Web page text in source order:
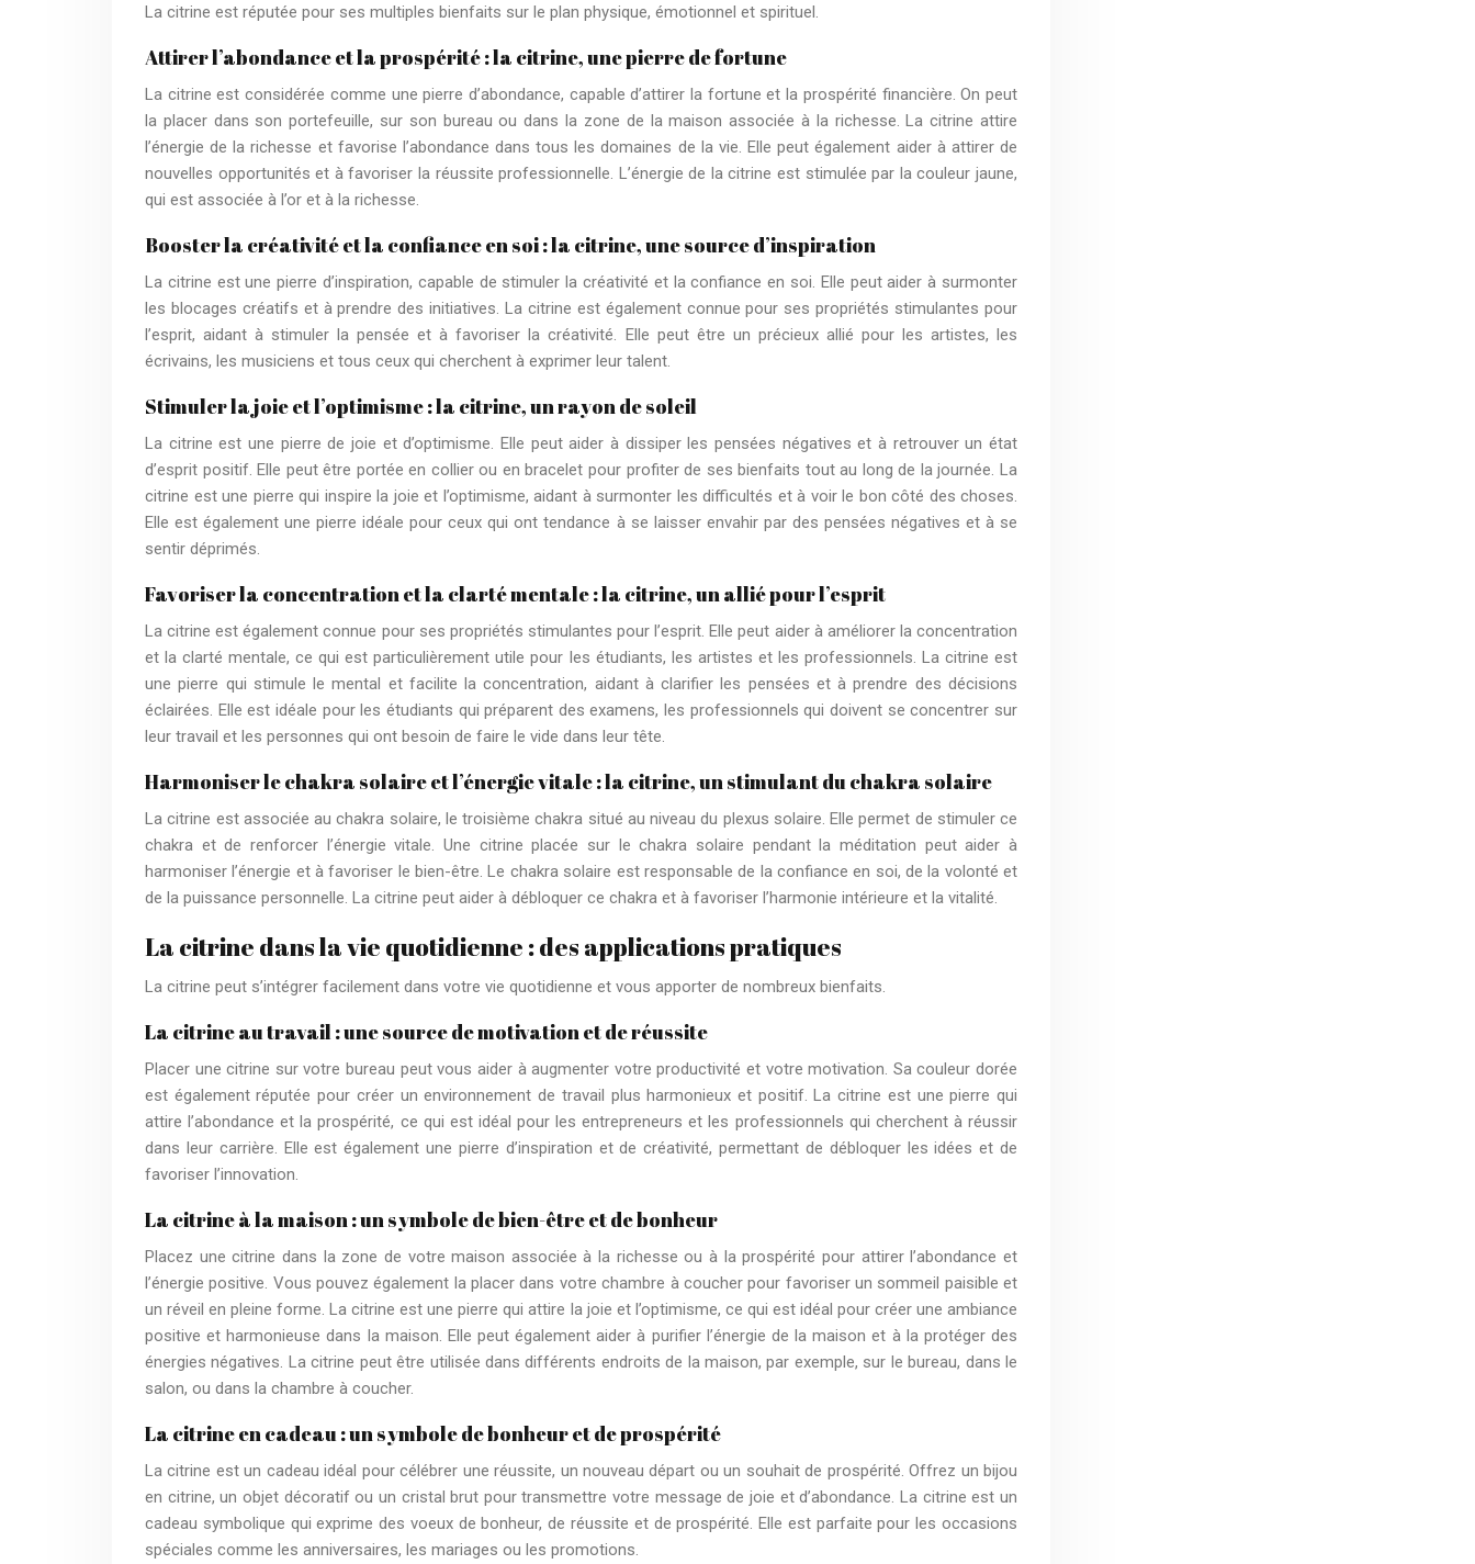
La citrine est réputée pour ses multiples bienfaits sur le plan physique, émotionnel et spirituel.
Attirer l’abondance et la prospérité : la citrine, une pierre de fortune
La citrine est considérée comme une pierre d’abondance, capable d’attirer la fortune et la prospérité financière. On peut
la placer dans son portefeuille, sur son bureau ou dans la zone de la maison associée à la richesse. La citrine attire
l’énergie de la richesse et favorise l’abondance dans tous les domaines de la vie. Elle peut également aider à attirer de
nouvelles opportunités et à favoriser la réussite professionnelle. L’énergie de la citrine est stimulée par la couleur jaune,
qui est associée à l’or et à la richesse.
Booster la créativité et la confiance en soi : la citrine, une source d’inspiration
La citrine est une pierre d’inspiration, capable de stimuler la créativité et la confiance en soi. Elle peut aider à surmonter
les blocages créatifs et à prendre des initiatives. La citrine est également connue pour ses propriétés stimulantes pour
l’esprit, aidant à stimuler la pensée et à favoriser la créativité. Elle peut être un précieux allié pour les artistes, les
écrivains, les musiciens et tous ceux qui cherchent à exprimer leur talent.
Stimuler la joie et l’optimisme : la citrine, un rayon de soleil
La citrine est une pierre de joie et d’optimisme. Elle peut aider à dissiper les pensées négatives et à retrouver un état
d’esprit positif. Elle peut être portée en collier ou en bracelet pour profiter de ses bienfaits tout au long de la journée. La
citrine est une pierre qui inspire la joie et l’optimisme, aidant à surmonter les difficultés et à voir le bon côté des choses.
Elle est également une pierre idéale pour ceux qui ont tendance à se laisser envahir par des pensées négatives et à se
sentir déprimés.
Favoriser la concentration et la clarté mentale : la citrine, un allié pour l’esprit
La citrine est également connue pour ses propriétés stimulantes pour l’esprit. Elle peut aider à améliorer la concentration
et la clarté mentale, ce qui est particulièrement utile pour les étudiants, les artistes et les professionnels. La citrine est
une pierre qui stimule le mental et facilite la concentration, aidant à clarifier les pensées et à prendre des décisions
éclairées. Elle est idéale pour les étudiants qui préparent des examens, les professionnels qui doivent se concentrer sur
leur travail et les personnes qui ont besoin de faire le vide dans leur tête.
Harmoniser le chakra solaire et l’énergie vitale : la citrine, un stimulant du chakra solaire
La citrine est associée au chakra solaire, le troisième chakra situé au niveau du plexus solaire. Elle permet de stimuler ce
chakra et de renforcer l’énergie vitale. Une citrine placée sur le chakra solaire pendant la méditation peut aider à
harmoniser l’énergie et à favoriser le bien-être. Le chakra solaire est responsable de la confiance en soi, de la volonté et
de la puissance personnelle. La citrine peut aider à débloquer ce chakra et à favoriser l’harmonie intérieure et la vitalité.
La citrine dans la vie quotidienne : des applications pratiques
La citrine peut s’intégrer facilement dans votre vie quotidienne et vous apporter de nombreux bienfaits.
La citrine au travail : une source de motivation et de réussite
Placer une citrine sur votre bureau peut vous aider à augmenter votre productivité et votre motivation. Sa couleur dorée
est également réputée pour créer un environnement de travail plus harmonieux et positif. La citrine est une pierre qui
attire l’abondance et la prospérité, ce qui est idéal pour les entrepreneurs et les professionnels qui cherchent à réussir
dans leur carrière. Elle est également une pierre d’inspiration et de créativité, permettant de débloquer les idées et de
favoriser l’innovation.
La citrine à la maison : un symbole de bien-être et de bonheur
Placez une citrine dans la zone de votre maison associée à la richesse ou à la prospérité pour attirer l’abondance et
l’énergie positive. Vous pouvez également la placer dans votre chambre à coucher pour favoriser un sommeil paisible et
un réveil en pleine forme. La citrine est une pierre qui attire la joie et l’optimisme, ce qui est idéal pour créer une ambiance
positive et harmonieuse dans la maison. Elle peut également aider à purifier l’énergie de la maison et à la protéger des
énergies négatives. La citrine peut être utilisée dans différents endroits de la maison, par exemple, sur le bureau, dans le
salon, ou dans la chambre à coucher.
La citrine en cadeau : un symbole de bonheur et de prospérité
La citrine est un cadeau idéal pour célébrer une réussite, un nouveau départ ou un souhait de prospérité. Offrez un bijou
en citrine, un objet décoratif ou un cristal brut pour transmettre votre message de joie et d’abondance. La citrine est un
cadeau symbolique qui exprime des voeux de bonheur, de réussite et de prospérité. Elle est parfaite pour les occasions
spéciales comme les anniversaires, les mariages ou les promotions.